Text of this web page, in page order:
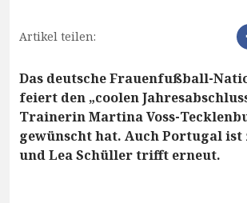
Artikel teilen:
Das deutsche Frauenfußball-
feiert den „coolen
Trainerin Martina Voss-
gewünscht hat. Auch Portugal ist
und Lea Schüller trifft erneut.